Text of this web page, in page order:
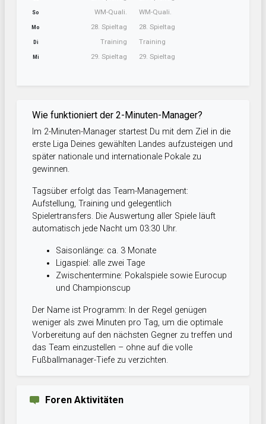
So WM-Quali.
Mo 28. Spieltag
Di Training
Mi 29. Spieltag
WM-Quali.
28. Spieltag
Training
29. Spieltag
Wie funktioniert der 2-Minuten-Manager?
Im 2-Minuten-Manager startest Du mit dem Ziel in die
erste Liga Deines gewählten Landes aufzusteigen und
später nationale und internationale Pokale zu
gewinnen.
Tagsüber erfolgt das Team-Management:
Aufstellung, Training und gelegentlich
Spielertransfers. Die Auswertung aller Spiele läuft
automatisch jede Nacht um 03:30 Uhr.
Saisonlänge: ca. 3 Monate
Ligaspiel: alle zwei Tage
Zwischentermine: Pokalspiele sowie Eurocup
und Championscup
Der Name ist Programm: In der Regel genügen
weniger als zwei Minuten pro Tag, um die optimale
Vorbereitung auf den nächsten Gegner zu treffen und
das Team einzustellen – ohne auf die volle
Fußballmanager-Tiefe zu verzichten.
Foren Aktivitäten